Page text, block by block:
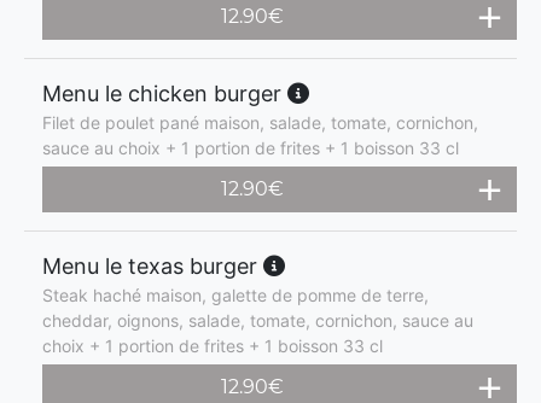
12.90€
Menu le chicken burger
Filet de poulet pané maison, salade, tomate, cornichon,
sauce au choix + 1 portion de frites + 1 boisson 33 cl
12.90€
Menu le texas burger
Steak haché maison, galette de pomme de terre,
cheddar, oignons, salade, tomate, cornichon, sauce au
choix + 1 portion de frites + 1 boisson 33 cl
12.90€